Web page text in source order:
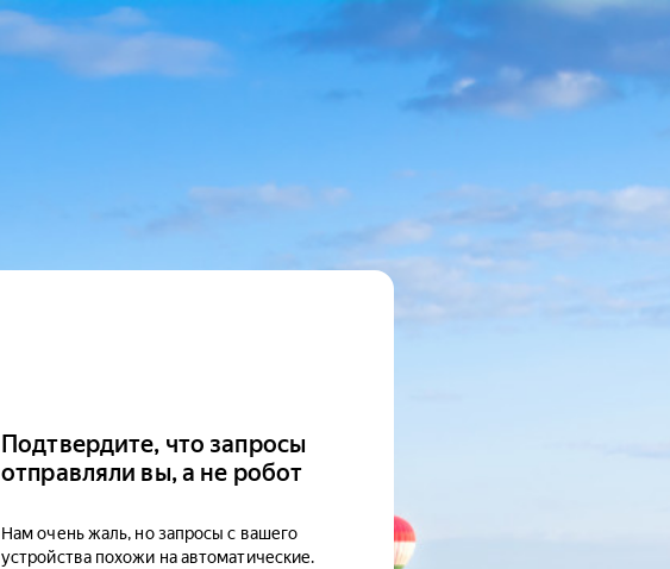
Подтвердите, что запросы
отправляли вы, а не робот
Нам очень жаль, но запросы с вашего
устройства похожи на автоматические.